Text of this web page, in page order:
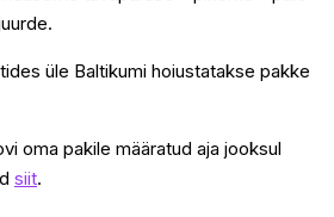
üle Baltikumi hoiustatakse pakke
oma pakile määratud aja jooksul
siit.